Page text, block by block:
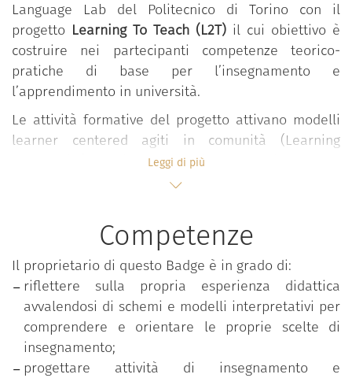
Language Lab del Politecnico di Torino con il
progetto Learning To Teach (L2T) il cui obiettivo è
costruire nei partecipanti competenze teorico-
pratiche di base per l’insegnamento e
l’apprendimento in università.
Le attività formative del progetto attivano modelli
learner centered agiti in comunità (Learning
Community) all’interno dei quali, in forma
interdisciplinare e partecipativa, si sviluppano
valori, approcci, esperienze e pratiche didattiche
valorizzando l’apporto attivo degli studenti.
Il percorso si snoda in ambienti flipped e si sviluppa
in forma modulare attraverso seminari, lezioni e
workshop condotti in co-teaching da docenti
esperti.
Le tematiche affrontate riguardano:
Leggi di più
Competenze
Il proprietario di questo Badge è in grado di:
riflettere sulla propria esperienza didattica
avvalendosi di schemi e modelli interpretativi per
comprendere e orientare le proprie scelte di
insegnamento;
progettare attività di insegnamento e